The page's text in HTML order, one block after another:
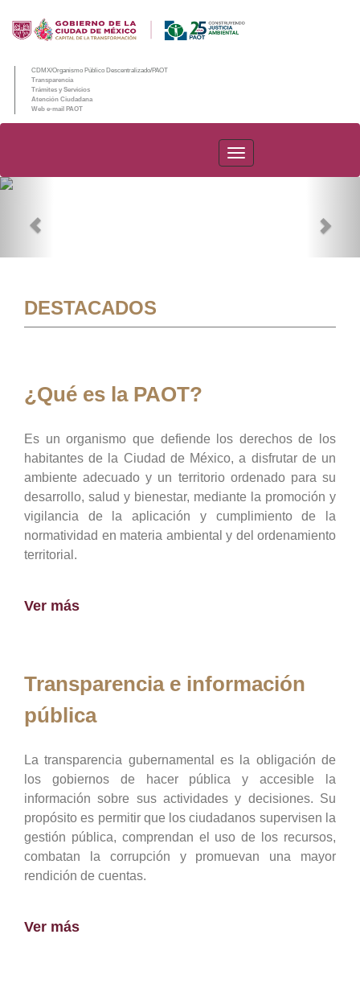
CDMX/Organismo Público Descentralizado/PAOT
Transparencia
Trámites y Servicios
Atención Ciudadana
Web e-mail PAOT
PAOT
DESTACADOS
¿Qué es la PAOT?
Es un organismo que defiende los derechos de los
habitantes de la Ciudad de México, a disfrutar de un
ambiente adecuado y un territorio ordenado para su
desarrollo, salud y bienestar, mediante la promoción y
vigilancia de la aplicación y cumplimiento de la
normatividad en materia ambiental y del ordenamiento
territorial.
Ver más
Transparencia e información
pública
La transparencia gubernamental es la obligación de
los gobiernos de hacer pública y accesible la
información sobre sus actividades y decisiones. Su
propósito es permitir que los ciudadanos supervisen la
gestión pública, comprendan el uso de los recursos,
combatan la corrupción y promuevan una mayor
rendición de cuentas.
Ver más